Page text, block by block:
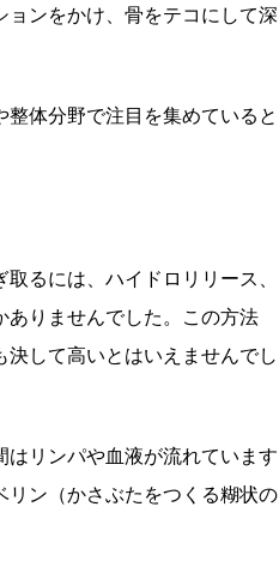
ンをかけ、骨をテコにして深
体分野で注目を集めていると
るには、ハイドロリリース、
ありませんでした。この方法
して高いとはいえませんでし
はリンパや血液が流れています
リン（かさぶたをつくる糊状の